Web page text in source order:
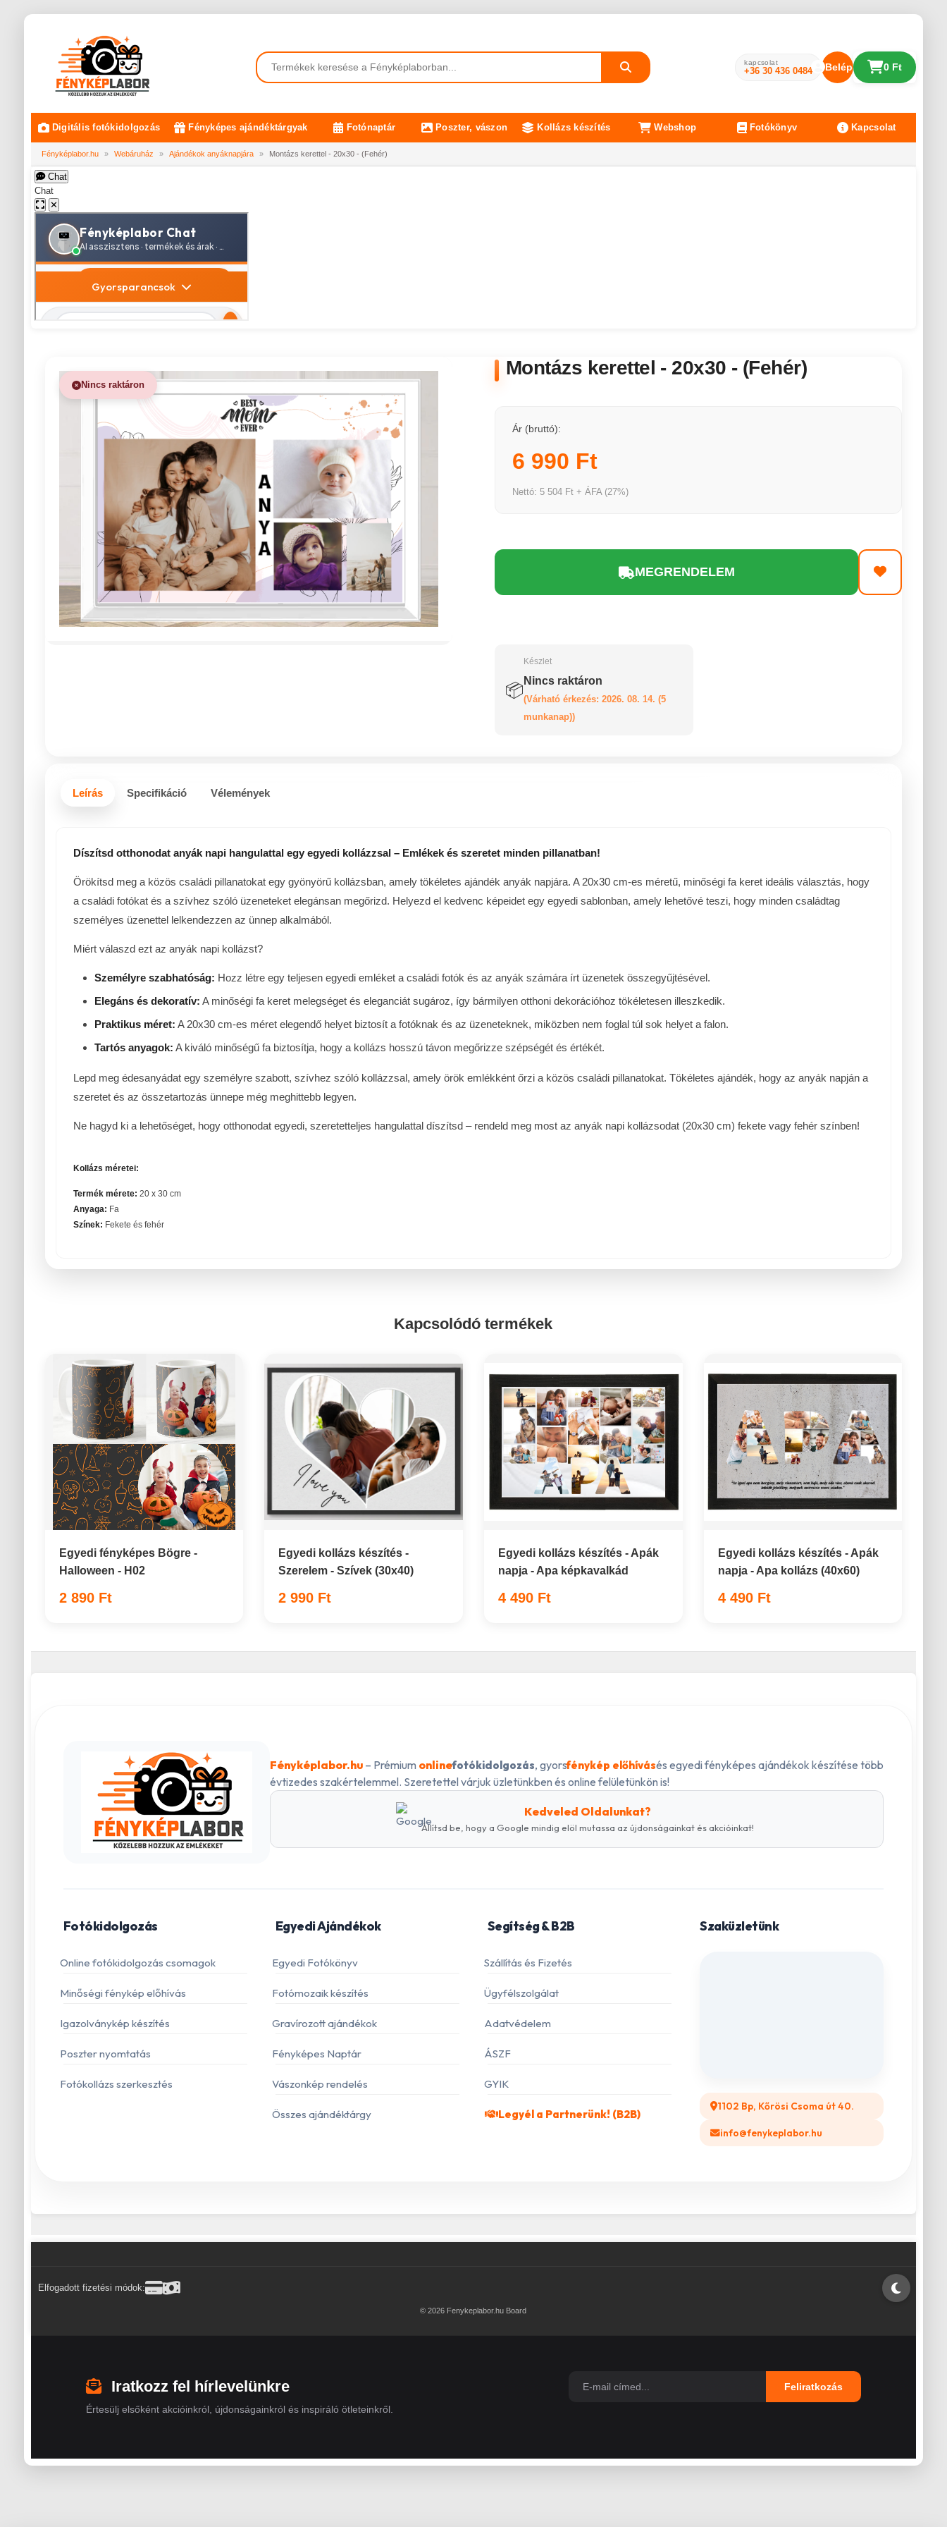
kapcsolat
+36 30 436 0484 Belépés 0 Ft
Digitális fotókidolgozás Fényképes ajándéktárgyak Fotónaptár Poszter, vászon Kollázs készítés Webshop Fotókönyv Kapcsolat
Fényképlabor.hu » Webáruház » Ajándékok anyáknapjára » Montázs kerettel - 20x30 - (Fehér)
Chat
Chat
✕
Nincs raktáron
Montázs kerettel - 20x30 - (Fehér)
Ár (bruttó):
6 990 Ft
Nettó: 5 504 Ft + ÁFA (27%)
MEGRENDELEM
📦
Készlet
Nincs raktáron
(Várható érkezés: 2026. 08. 14. (5
munkanap))
Leírás Specifikáció Vélemények
Díszítsd otthonodat anyák napi hangulattal egy egyedi kollázzsal – Emlékek és szeretet minden pillanatban!
Örökítsd meg a közös családi pillanatokat egy gyönyörű kollázsban, amely tökéletes ajándék anyák napjára. A 20x30 cm-es méretű, minőségi fa keret ideális választás, hogy
a családi fotókat és a szívhez szóló üzeneteket elegánsan megőrizd. Helyezd el kedvenc képeidet egy egyedi sablonban, amely lehetővé teszi, hogy minden családtag
személyes üzenettel lelkendezzen az ünnep alkalmából.
Miért válaszd ezt az anyák napi kollázst?
Személyre szabhatóság: Hozz létre egy teljesen egyedi emléket a családi fotók és az anyák számára írt üzenetek összegyűjtésével.
Elegáns és dekoratív: A minőségi fa keret melegséget és eleganciát sugároz, így bármilyen otthoni dekorációhoz tökéletesen illeszkedik.
Praktikus méret: A 20x30 cm-es méret elegendő helyet biztosít a fotóknak és az üzeneteknek, miközben nem foglal túl sok helyet a falon.
Tartós anyagok: A kiváló minőségű fa biztosítja, hogy a kollázs hosszú távon megőrizze szépségét és értékét.
Lepd meg édesanyádat egy személyre szabott, szívhez szóló kollázzsal, amely örök emlékként őrzi a közös családi pillanatokat. Tökéletes ajándék, hogy az anyák napján a
szeretet és az összetartozás ünnepe még meghittebb legyen.
Ne hagyd ki a lehetőséget, hogy otthonodat egyedi, szeretetteljes hangulattal díszítsd – rendeld meg most az anyák napi kollázsodat (20x30 cm) fekete vagy fehér színben!
Kollázs méretei:
Termék mérete: 20 x 30 cm
Anyaga: Fa
Színek: Fekete és fehér
Kapcsolódó termékek
Egyedi fényképes Bögre -
Halloween - H02
2 890 Ft
Egyedi kollázs készítés -
Szerelem - Szívek (30x40)
2 990 Ft
Egyedi kollázs készítés - Apák
napja - Apa képkavalkád
4 490 Ft
Egyedi kollázs készítés - Apák
napja - Apa kollázs (40x60)
4 490 Ft
Fényképlabor.hu– Prémium onlinefotókidolgozás, gyorsfénykép előhívásés egyedi fényképes ajándékok készítése több
évtizedes szakértelemmel. Szeretettel várjuk üzletünkben és online felületünkön is!
Kedveled Oldalunkat?
Állítsd be, hogy a Google mindig elöl mutassa az újdonságainkat és akcióinkat!
Fotókidolgozás
Online fotókidolgozás csomagok
Minőségi fénykép előhívás
Igazolványkép készítés
Poszter nyomtatás
Fotókollázs szerkesztés
Egyedi Ajándékok
Egyedi Fotókönyv
Fotómozaik készítés
Gravírozott ajándékok
Fényképes Naptár
Vászonkép rendelés
Összes ajándéktárgy
Segítség & B2B
Szállítás és Fizetés
Ügyfélszolgálat
Adatvédelem
ÁSZF
GYIK
Legyél a Partnerünk! (B2B)
Szaküzletünk
1102 Bp, Kőrösi Csoma út 40.
info@fenykeplabor.hu
Elfogadott fizetési módok:
© 2026 Fenykeplabor.hu Board
Iratkozz fel hírlevelünkre
Értesülj elsőként akcióinkról, újdonságainkról és inspiráló ötleteinkről.
Feliratkozás